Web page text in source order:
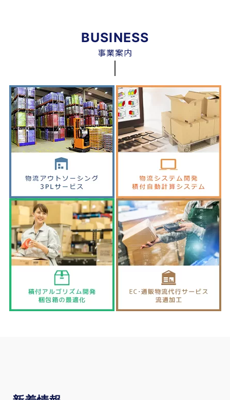
BUSINESS
事業案内